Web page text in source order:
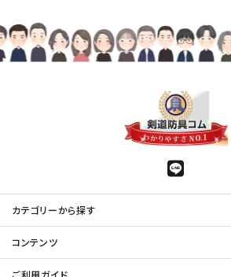
カテゴリーから探す
コンテンツ
ご利用ガイド